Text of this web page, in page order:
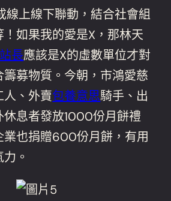
線上線下聯動，結合社會組
如果我的愛是X，那林天
長應該是X的虛數單位才對
募物質。今朝，市鴻愛慈
人、外賣包養意思騎手、出
休息者發放1000份月餅禮
業也捐贈600份月餅，有用
。